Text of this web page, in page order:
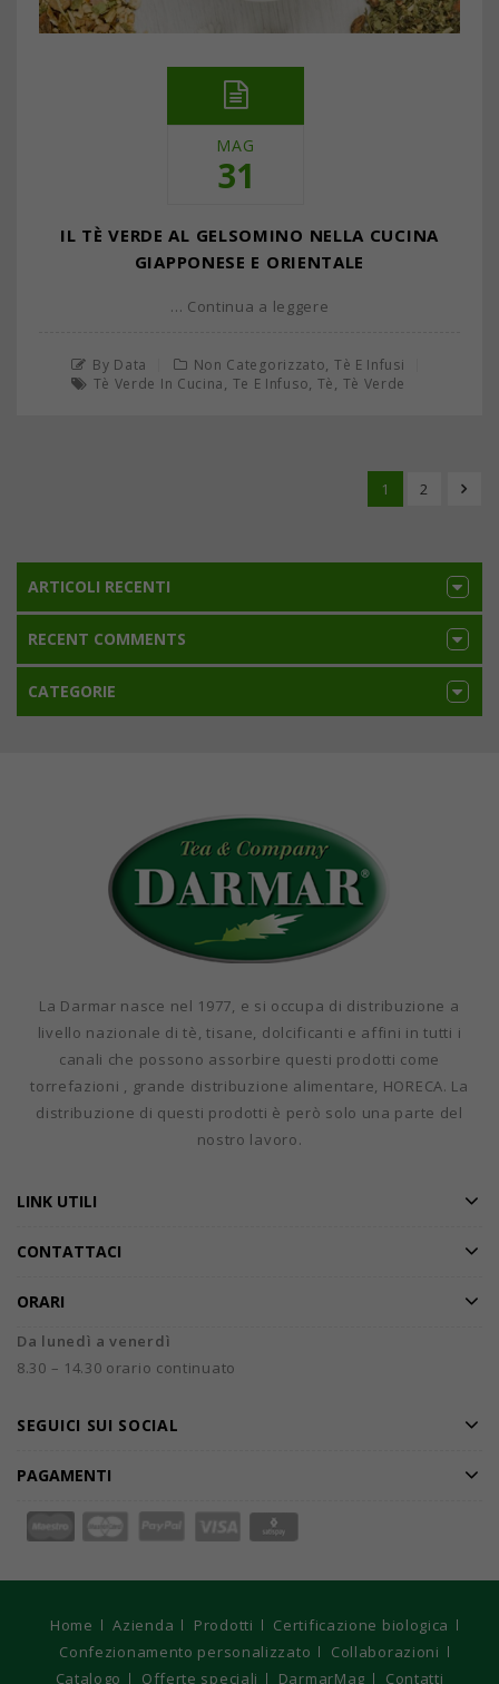
MAG
31
IL TÈ VERDE AL GELSOMINO NELLA CUCINA
GIAPPONESE E ORIENTALE
… Continua a leggere
By Data Non Categorizzato, Tè E Infusi
Tè Verde In Cucina, Te E Infuso, Tè, Tè Verde
1 2
ARTICOLI RECENTI
RECENT COMMENTS
CATEGORIE
La Darmar nasce nel 1977, e si occupa di distribuzione a
livello nazionale di tè, tisane, dolcificanti e affini in tutti i
canali che possono assorbire questi prodotti come
torrefazioni , grande distribuzione alimentare, HORECA. La
distribuzione di questi prodotti è però solo una parte del
nostro lavoro.
LINK UTILI
CONTATTACI
ORARI
Da lunedì a venerdì
8.30 – 14.30 orario continuato
SEGUICI SUI SOCIAL
PAGAMENTI
Home Azienda Prodotti
Certificazione biologica
Confezionamento personalizzato
Collaborazioni
Catalogo
Offerte speciali DarmarMag Contatti